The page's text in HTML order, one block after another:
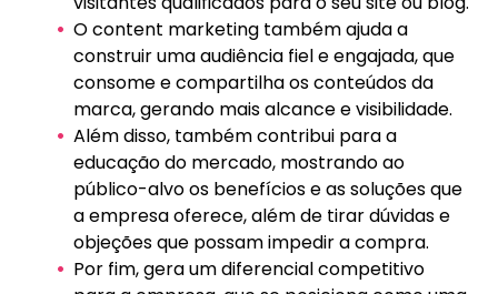
O content marketing também ajuda a
construir uma audiência fiel e engajada, que
consome e compartilha os conteúdos da
marca, gerando mais alcance e visibilidade.
Além disso, também contribui para a
educação do mercado, mostrando ao
público-alvo os benefícios e as soluções que
a empresa oferece, além de tirar dúvidas e
objeções que possam impedir a compra.
Por fim, gera um diferencial competitivo